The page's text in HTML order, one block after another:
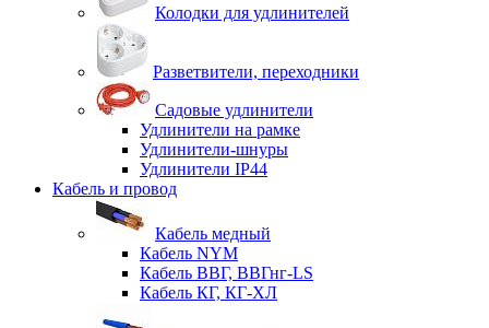
Колодки для удлинителей
Разветвители, переходники
Садовые удлинители
Удлинители на рамке
Удлинители-шнуры
Удлинители IP44
Кабель и провод
Кабель медный
Кабель NYM
Кабель ВВГ, ВВГнг-LS
Кабель КГ, КГ-ХЛ